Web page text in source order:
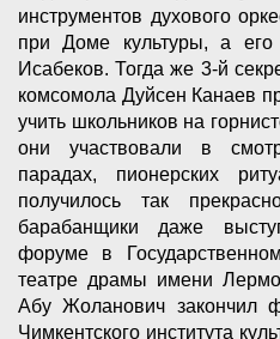
инструментов духового
при Доме культуры, а его
Исабеков. Тогда же 3-й
комсомола Дуйсен Канаев
учить школьников на
они участвовали в
парадах, пионерских
получилось так
барабанщики даже
форуме в
театре драмы имени
Абу Жоланович закончил
Чимкентского института